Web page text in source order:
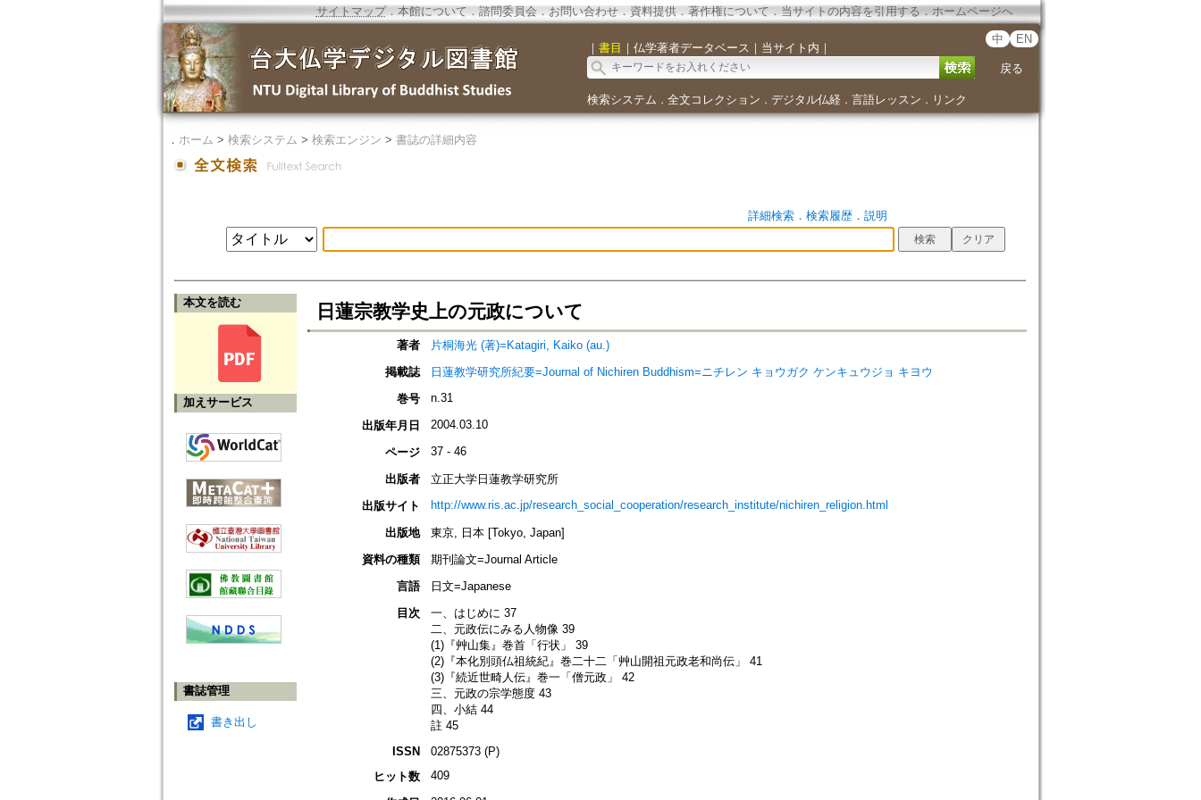
サイトマップ．本館について ． 諮問委員会． お問い合わせ． 資料提供． 著作権について．当サイトの内容を引用する ． ホームページへ
｜ 書目 ｜ 仏学著者データベース ｜ 当サイト内 ｜
中 EN
戻る
検索システム ． 全文コレクション ． デジタル仏経． 言語レッスン ． リンク
． ホーム > 検索システム > 検索エンジン > 書誌の詳細内容
詳細検索． 検索履歴． 説明
本文を読む
加えサービス
書誌管理
書き出し
日蓮宗教学史上の元政について
著者
片桐海光 (著)=Katagiri, Kaiko (au.)
掲載誌
日蓮教学研究所紀要=Journal of Nichiren Buddhism=ニチレン キョウガク ケンキュウジョ キヨウ
巻号
n.31
出版年月日 2004.03.10
ページ 37 - 46
出版者
立正大学日蓮教学研究所
出版サイト
http://www.ris.ac.jp/research_social_cooperation/research_institute/nichiren_religion.html
出版地
東京, 日本 [Tokyo, Japan]
資料の種類
期刊論文=Journal Article
言語
日文=Japanese
目次
一、はじめに 37
二、元政伝にみる人物像 39
(1)『艸山集』巻首「行状」 39
(2)『本化別頭仏祖統紀』巻二十二「艸山開祖元政老和尚伝」 41
(3)『続近世畸人伝』巻一「僧元政」 42
三、元政の宗学態度 43
四、小結 44
註 45
ISSN
02875373 (P)
ヒット数
409